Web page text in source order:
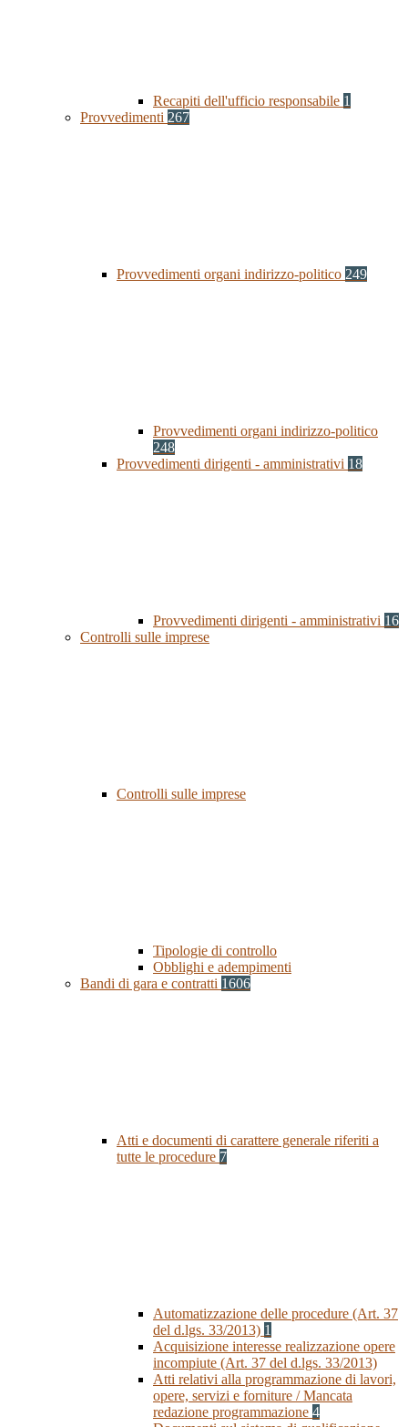
Recapiti dell'ufficio responsabile 1
Provvedimenti 267
Provvedimenti organi indirizzo-politico 249
Provvedimenti organi indirizzo-politico
248
Provvedimenti dirigenti - amministrativi 18
Provvedimenti dirigenti - amministrativi 16
Controlli sulle imprese
Controlli sulle imprese
Tipologie di controllo
Obblighi e adempimenti
Bandi di gara e contratti 1606
Atti e documenti di carattere generale riferiti a
tutte le procedure 7
Automatizzazione delle procedure (Art. 37
del d.lgs. 33/2013) 1
Acquisizione interesse realizzazione opere
incompiute (Art. 37 del d.lgs. 33/2013)
Atti relativi alla programmazione di lavori,
opere, servizi e forniture / Mancata
redazione programmazione 4